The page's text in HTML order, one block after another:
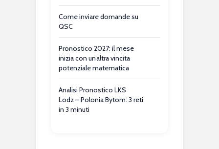
Come inviare domande su
QSC
Pronostico 2027: il mese
inizia con un’altra vincita
potenziale matematica
Analisi Pronostico LKS
Lodz – Polonia Bytom: 3 reti
in 3 minuti